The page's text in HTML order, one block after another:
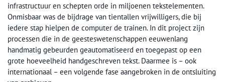
infrastructuur en schepten orde in miljoenen tekstelementen.
Onmisbaar was de bijdrage van tientallen vrijwilligers, die bij
iedere stap hielpen de computer de trainen. In dit project zijn
processen die in de geesteswetenschappen eeuwenlang
handmatig gebeurden geautomatiseerd en toegepast op een
grote hoeveelheid handgeschreven tekst. Daarmee is – ook
internationaal – een volgende fase aangebroken in de ontsluiting